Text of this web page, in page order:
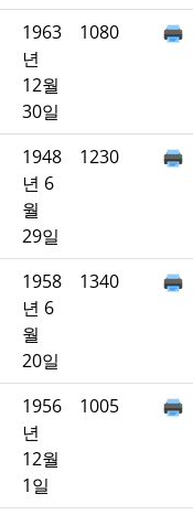
1963
년
12월
30일
1080
1948
년 6
월
29일
1230
1958
년 6
월
20일
1340
1956
년
12월
1일
1005